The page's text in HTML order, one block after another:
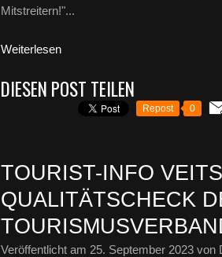
Mitstreitern!"...
Weiterlesen
DIESEN POST TEILEN
Repost 0
TOURIST-INFO
QUALITÄTSCHECK
Veröffentlicht am 25. September 2023 von